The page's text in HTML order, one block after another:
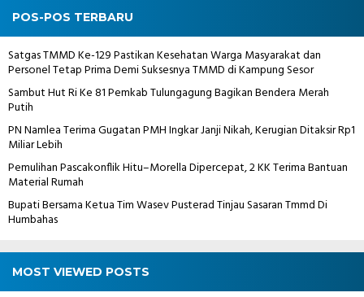
POS-POS TERBARU
Satgas TMMD Ke-129 Pastikan Kesehatan Warga Masyarakat dan
Personel Tetap Prima Demi Suksesnya TMMD di Kampung Sesor
Sambut Hut Ri Ke 81 Pemkab Tulungagung Bagikan Bendera Merah
Putih
PN Namlea Terima Gugatan PMH Ingkar Janji Nikah, Kerugian Ditaksir Rp1
Miliar Lebih
Pemulihan Pascakonflik Hitu–Morella Dipercepat, 2 KK Terima Bantuan
Material Rumah
Bupati Bersama Ketua Tim Wasev Pusterad Tinjau Sasaran Tmmd Di
Humbahas
MOST VIEWED POSTS